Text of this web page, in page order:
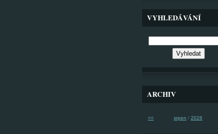
VYHLEDÁVÁNÍ
ARCHIV
<< srpen / 2026